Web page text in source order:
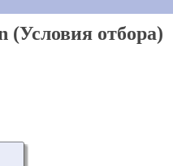
(Условия отбора)